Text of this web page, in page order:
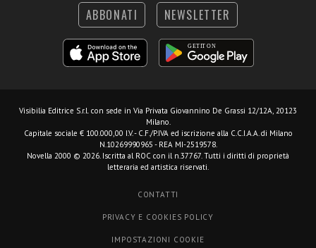
ABBONATI NEWSLETTER
Visibilia Editrice S.r.l. con sede in Via Privata Giovannino De Grassi 12/12A, 20123
Milano.
Capitale sociale € 100.000,00 I.V. - C.F./P.IVA ed iscrizione alla C.C.I.A.A. di Milano
N.10269990965 - REA MI-2519578.
Novella 2000 © 2026. Iscritta al ROC con il n.37767. Tutti i diritti di proprietà
letteraria ed artistica riservati.
CONTATTI
PRIVACY E COOKIES POLICY
IMPOSTAZIONI COOKIE